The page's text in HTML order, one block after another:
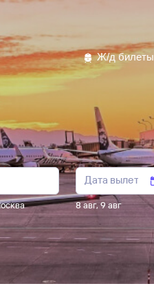
Ж/д билеты
8 авг, 9 авг